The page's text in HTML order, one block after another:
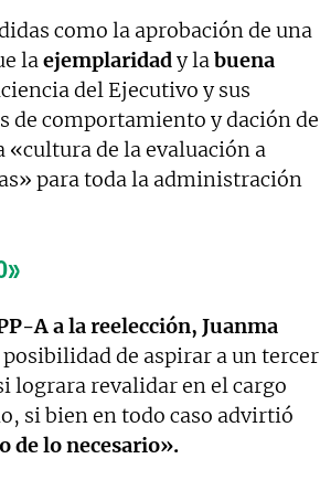
como la aprobación de una
laejemplaridady labuena
del Ejecutivo y sus
de comportamiento y dación de
de la evaluación a
para toda la administración
A a la reelección, Juanma
de aspirar a un tercer
lograra revalidar en el cargo
si bien en todo caso advirtió
de lo necesario».